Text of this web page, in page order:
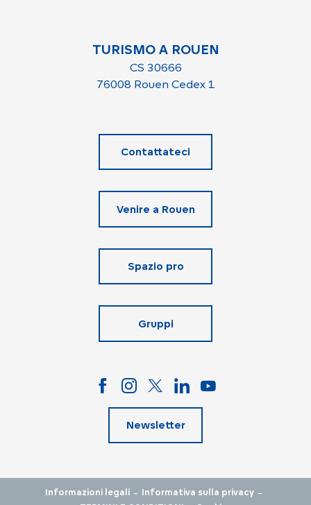
TURISMO A ROUEN
CS 30666
76008 Rouen Cedex 1
Contattateci
Venire a Rouen
Spazio pro
Gruppi
Newsletter
Informazioni legali - Informativa sulla privacy -